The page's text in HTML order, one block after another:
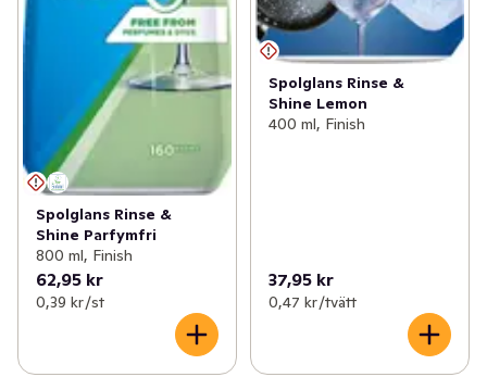
Spolglans Rinse &
Shine Parfymfri
800 ml, Finish
62,95 kr
0,39 kr /st
Spolglans Rinse &
Shine Lemon
400 ml, Finish
37,95 kr
0,47 kr /tvätt